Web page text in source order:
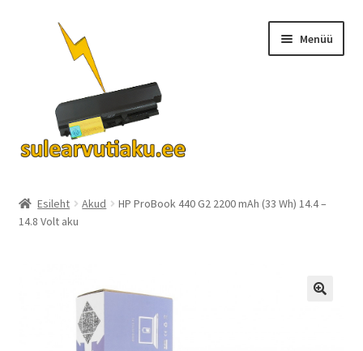
navigeerimisele
Menüü
Turvalisus
Esileht Akud
HP ProBook 440 G2 2200 mAh (33 Wh) 14.4 –
14.8 Volt aku